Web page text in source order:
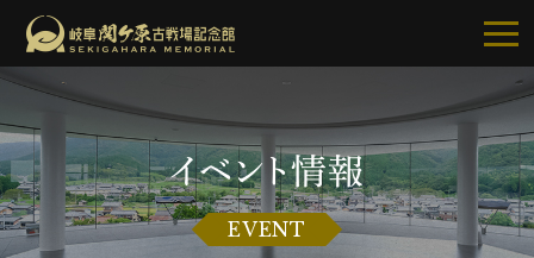
記念館について
ご利用案内
イベント情報
EVENT